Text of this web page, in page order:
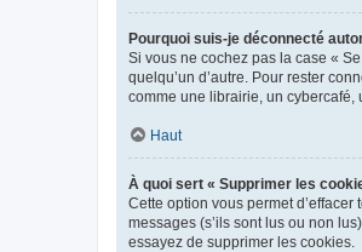
Pourquoi suis-je déconnecté
Si vous ne cochez pas la case «
quelqu’un d’autre. Pour rester
comme une librairie, un cybercafé,
Haut
À quoi sert « Supprimer les
Cette option vous permet
messages (s’ils sont lus ou non
essayez de supprimer les cookies.